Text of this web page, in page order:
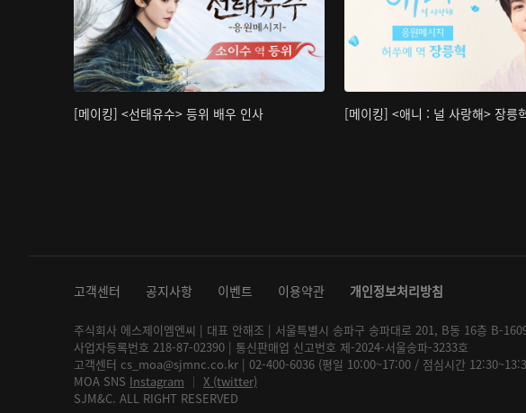
[메이킹] <선태유수> 등위 배우 인사 [메이킹] <애니 : 널 사랑해> 장릉
고객센터 공지사항 이벤트 이용약관 개인정보처리방침
주식회사 에스제이엠엔씨 | 대표 안해조 | 서울특별시 송파구 송파대로 201, B동 16층 B-
사업자등록번호 218-87-02390 | 통신판매업 신고번호 제-2024-서울송파-3233호
고객센터 cs_moa@sjmnc.co.kr | 02-400-6036 (평일 10:00~17:00 / 점심시간
MOA SNS Instagram │ X (twitter)
SJM&C. ALL RIGHT RESERVED